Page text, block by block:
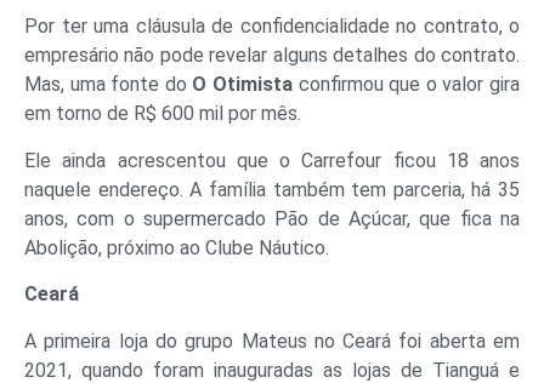
Por ter uma cláusula de confidencialidade no contrato, o
empresário não pode revelar alguns detalhes do contrato.
Mas, uma fonte do O Otimista confirmou que o valor gira
em torno de R$ 600 mil por mês.
Ele ainda acrescentou que o Carrefour ficou 18 anos
naquele endereço. A família também tem parceria, há 35
anos, com o supermercado Pão de Açúcar, que fica na
Abolição, próximo ao Clube Náutico.
Ceará
A primeira loja do grupo Mateus no Ceará foi aberta em
2021, quando foram inauguradas as lojas de Tianguá e